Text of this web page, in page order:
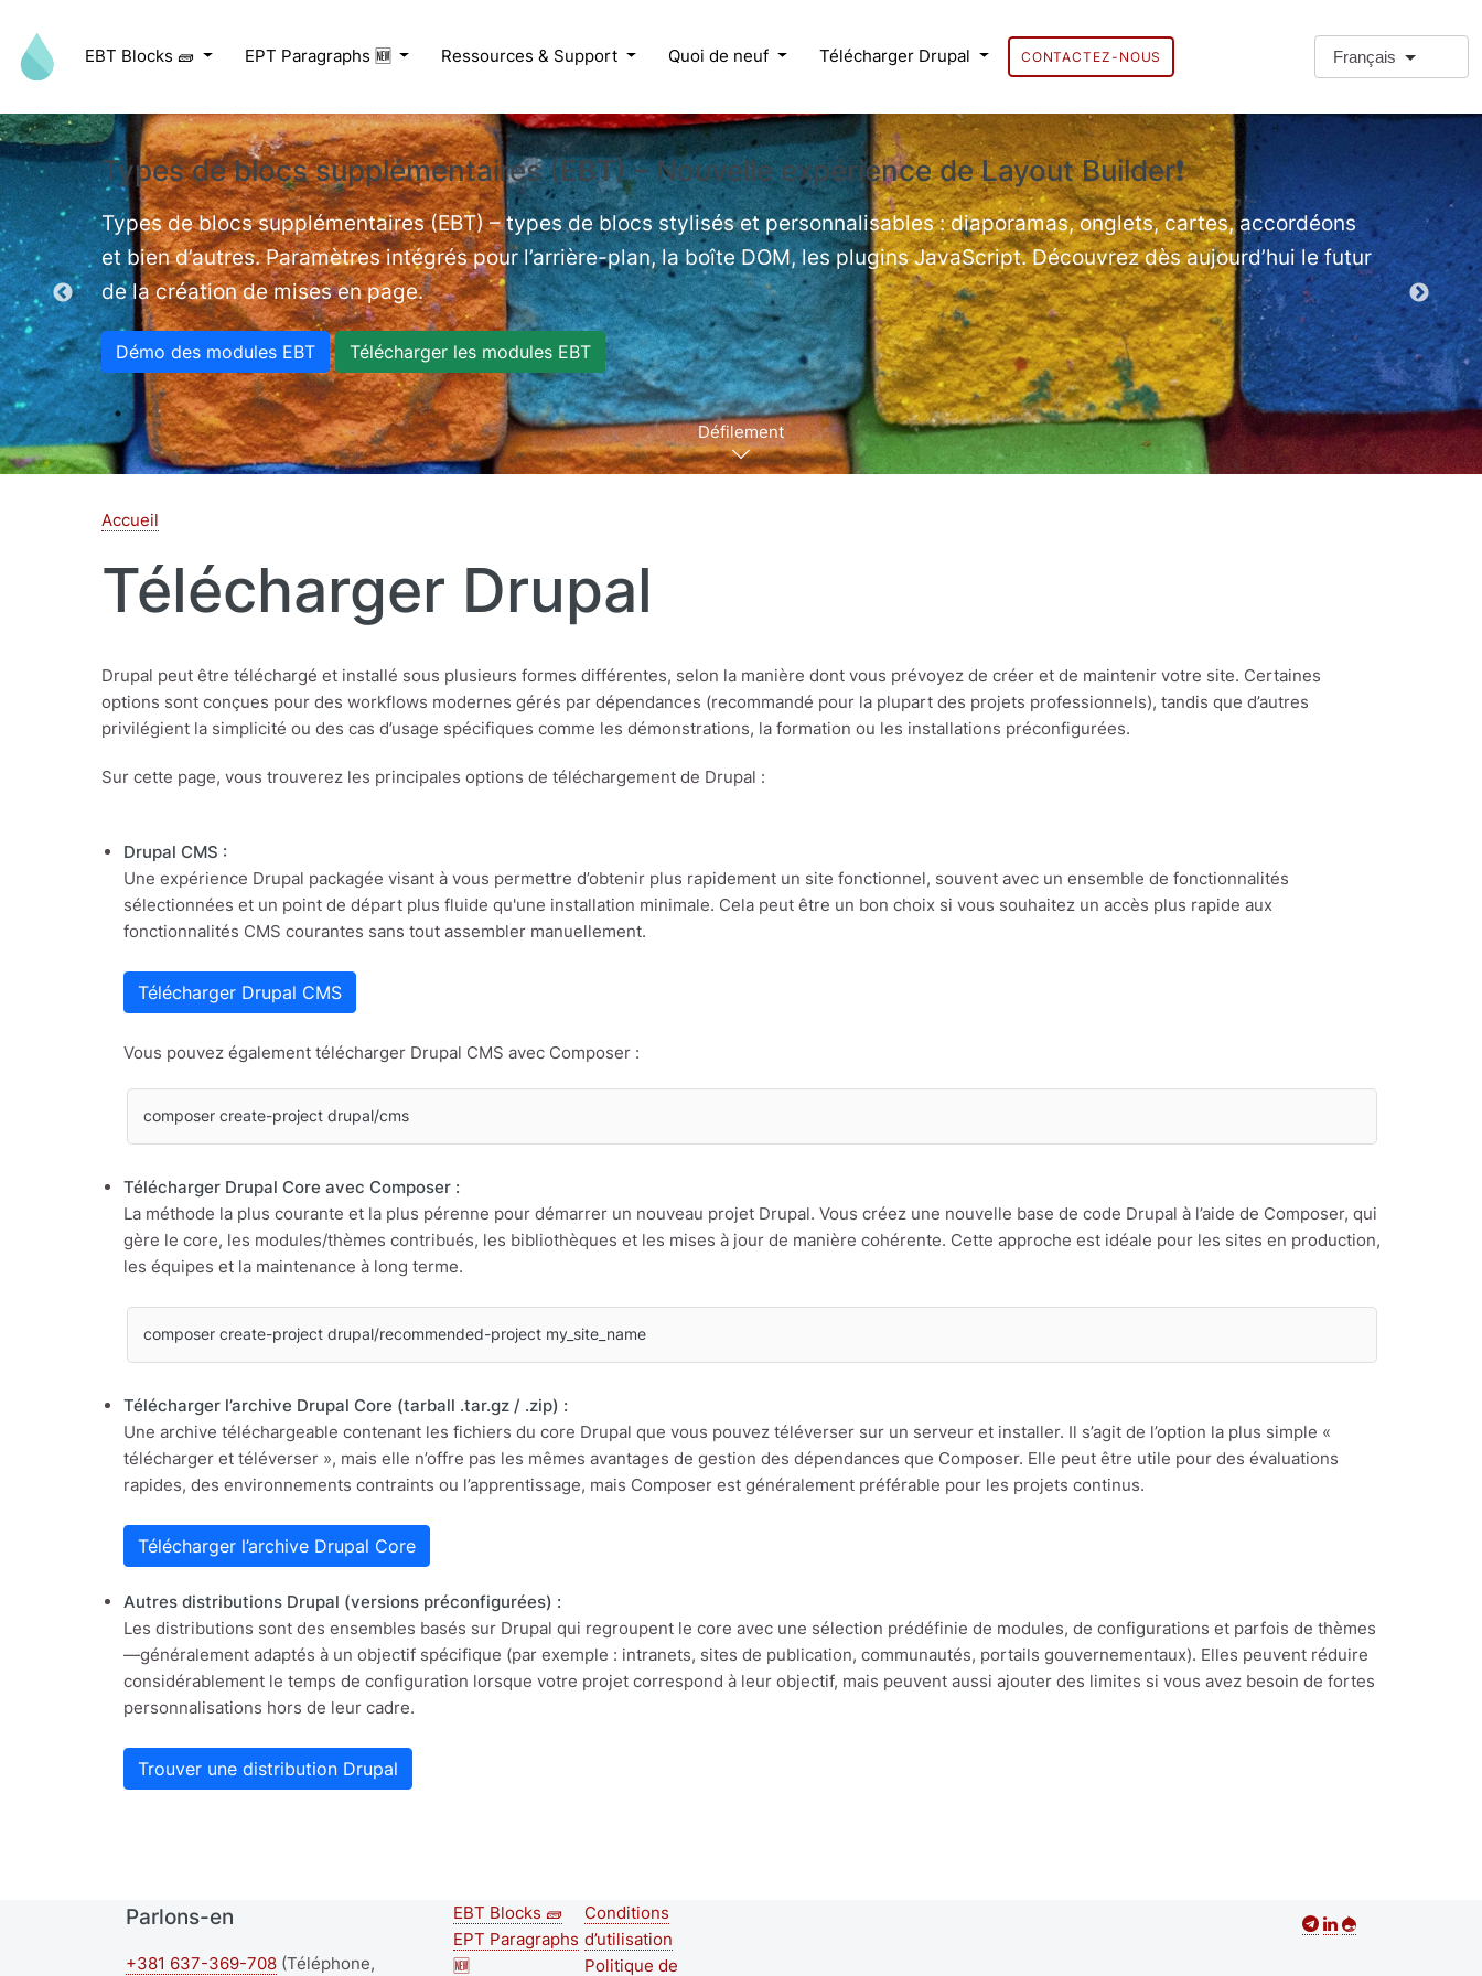
EBT Blocks 🧱 EPT Paragraphs 🆕 Ressources & Support Quoi de neuf Télécharger Drupal CONTACTEZ-NOUS Français
videos.
Types de blocs supplémentaires (EBT) – Nouvelle expérience de Layout Builder❗
Types de blocs supplémentaires (EBT) – types de blocs stylisés et personnalisables : diaporamas, onglets, cartes, accordéons
et bien d’autres. Paramètres intégrés pour l’arrière-plan, la boîte DOM, les plugins JavaScript. Découvrez dès aujourd’hui le futur
de la création de mises en page.
Démo des modules EBT Télécharger les modules EBT
Types de
Démo
Défilement
Accueil
Télécharger Drupal
Drupal peut être téléchargé et installé sous plusieurs formes différentes, selon la manière dont vous prévoyez de créer et de maintenir votre site. Certaines
options sont conçues pour des workflows modernes gérés par dépendances (recommandé pour la plupart des projets professionnels), tandis que d’autres
privilégient la simplicité ou des cas d’usage spécifiques comme les démonstrations, la formation ou les installations préconfigurées.
Sur cette page, vous trouverez les principales options de téléchargement de Drupal :
Drupal CMS :
Une expérience Drupal packagée visant à vous permettre d’obtenir plus rapidement un site fonctionnel, souvent avec un ensemble de fonctionnalités
sélectionnées et un point de départ plus fluide qu'une installation minimale. Cela peut être un bon choix si vous souhaitez un accès plus rapide aux
fonctionnalités CMS courantes sans tout assembler manuellement.
Télécharger Drupal CMS
Vous pouvez également télécharger Drupal CMS avec Composer :
composer create-project drupal/cms
Télécharger Drupal Core avec Composer :
La méthode la plus courante et la plus pérenne pour démarrer un nouveau projet Drupal. Vous créez une nouvelle base de code Drupal à l’aide de Composer, qui
gère le core, les modules/thèmes contribués, les bibliothèques et les mises à jour de manière cohérente. Cette approche est idéale pour les sites en production,
les équipes et la maintenance à long terme.
composer create-project drupal/recommended-project my_site_name
Télécharger l’archive Drupal Core (tarball .tar.gz / .zip) :
Une archive téléchargeable contenant les fichiers du core Drupal que vous pouvez téléverser sur un serveur et installer. Il s’agit de l’option la plus simple «
télécharger et téléverser », mais elle n’offre pas les mêmes avantages de gestion des dépendances que Composer. Elle peut être utile pour des évaluations
rapides, des environnements contraints ou l’apprentissage, mais Composer est généralement préférable pour les projets continus.
Télécharger l’archive Drupal Core
Autres distributions Drupal (versions préconfigurées) :
Les distributions sont des ensembles basés sur Drupal qui regroupent le core avec une sélection prédéfinie de modules, de configurations et parfois de thèmes
—généralement adaptés à un objectif spécifique (par exemple : intranets, sites de publication, communautés, portails gouvernementaux). Elles peuvent réduire
considérablement le temps de configuration lorsque votre projet correspond à leur objectif, mais peuvent aussi ajouter des limites si vous avez besoin de fortes
personnalisations hors de leur cadre.
Trouver une distribution Drupal
Parlons-en
+381 637-369-708 (Téléphone,
Second
EBT Blocks 🧱
EPT Paragraphs
🆕
Footer menu
Conditions
d’utilisation
Politique de